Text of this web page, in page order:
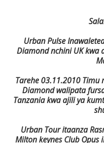
Urban Pulse
Diamond nchini UK kwa
Tarehe 03.11.2010 Timu
Diamond walipata
Tanzania kwa ajili ya
Urban Tour itaanza
Milton keynes Club